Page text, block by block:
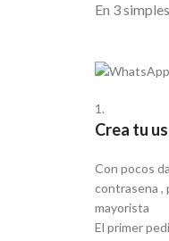
En 3
1.
Crea tu
Con pocos
contrasena ,
mayorista
El primer